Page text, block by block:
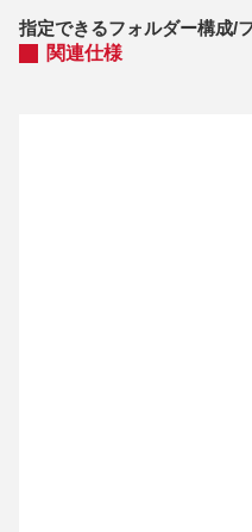
指定できるフォルダー構成/
関連仕様